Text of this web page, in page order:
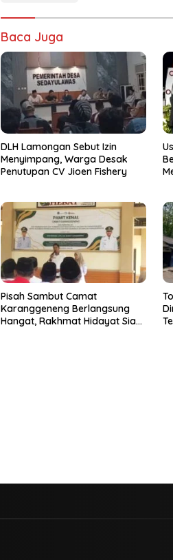
Baca Juga
DLH Lamongan Sebut Izin
Menyimpang, Warga Desak
Penutupan CV Jioen Fishery
Pisah Sambut Camat
Karanggeneng Berlangsung
Hangat, Rakhmat Hidayat Siap